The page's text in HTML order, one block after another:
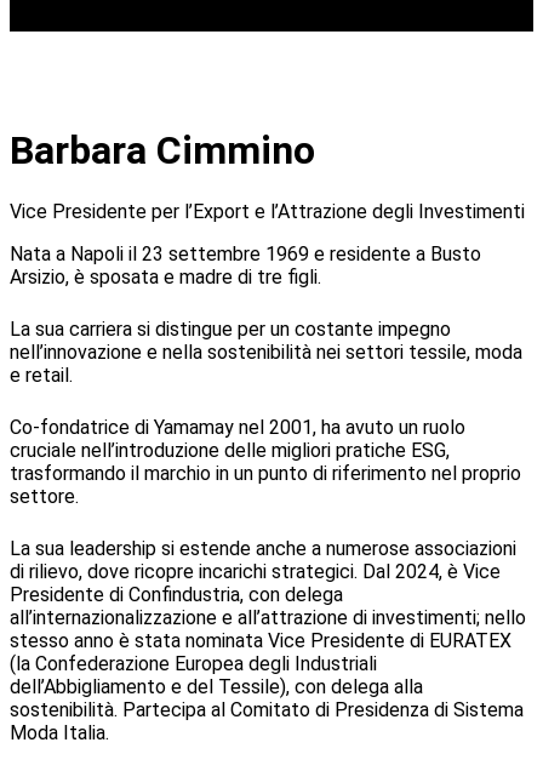
Barbara Cimmino
Vice Presidente per l’Export e l’Attrazione degli Investimenti
Nata a Napoli il 23 settembre 1969 e residente a Busto
Arsizio, è sposata e madre di tre figli.
La sua carriera si distingue per un costante impegno
nell’innovazione e nella sostenibilità nei settori tessile, moda
e retail.
Co-fondatrice di Yamamay nel 2001, ha avuto un ruolo
cruciale nell’introduzione delle migliori pratiche ESG,
trasformando il marchio in un punto di riferimento nel proprio
settore.
La sua leadership si estende anche a numerose associazioni
di rilievo, dove ricopre incarichi strategici. Dal 2024, è Vice
Presidente di Confindustria, con delega
all’internazionalizzazione e all’attrazione di investimenti; nello
stesso anno è stata nominata Vice Presidente di EURATEX
(la Confederazione Europea degli Industriali
dell’Abbigliamento e del Tessile), con delega alla
sostenibilità. Partecipa al Comitato di Presidenza di Sistema
Moda Italia.